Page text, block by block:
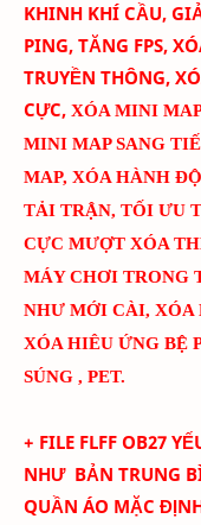
KHINH KHÍ CẦU,
PING, TĂNG FPS,
TRUYỀN THÔNG,
CỰC, XÓA MINI
MINI MAP SANG
MAP, XÓA HÀNH
TẢI TRẬN, TỐI ƯU
CỰC MƯỢT XÓA
MÁY CHƠI TRONG
NHƯ MỚI CÀI, XÓA
XÓA HIÊU ỨNG BỆ
SÚNG , PET.
+ FILE FLFF OB27
NHƯ BẢN TRUNG
QUẦN ÁO MẶC